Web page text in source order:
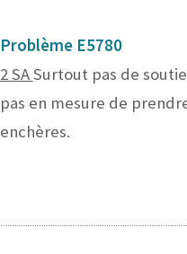
Problème E5780
2 SASurtout pas de
pas en mesure de
enchères.